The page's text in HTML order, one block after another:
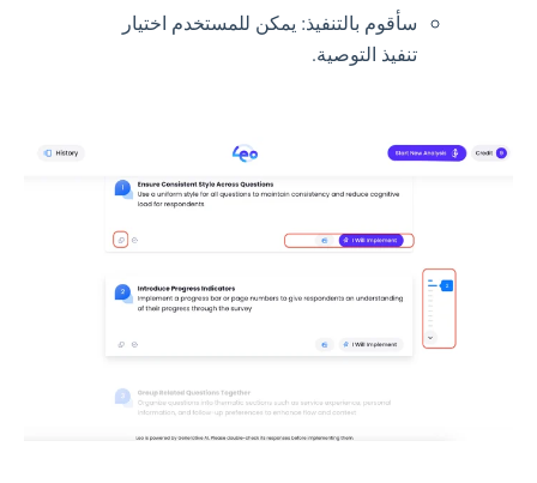
سأقوم بالتنفيذ: يمكن للمستخدم اختيار
تنفيذ التوصية.